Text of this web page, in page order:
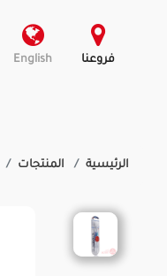
فروعنا English
الرئيسية المنتجات